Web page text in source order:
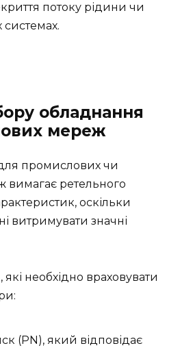
потоку рідини чи
обладнання
мереж
промислових чи
ретельного
оскільки
витримувати значні
необхідно враховувати
(PN), який відповідає